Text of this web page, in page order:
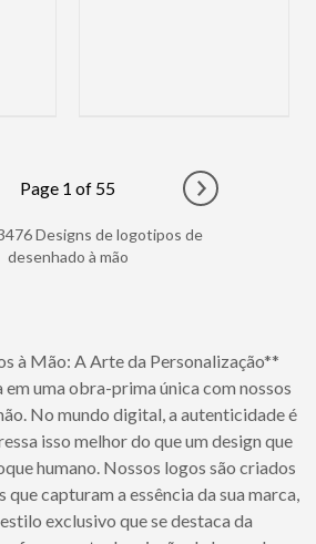
page
Page 1 of 55
Go to next
Designs de logotipos de
desenhado à mão
à Mão: A Arte da Personalização**
uma obra-prima única com nossos
No mundo digital, a autenticidade é
isso melhor do que um design que
humano. Nossos logos são criados
capturam a essência da sua marca,
exclusivo que se destaca da